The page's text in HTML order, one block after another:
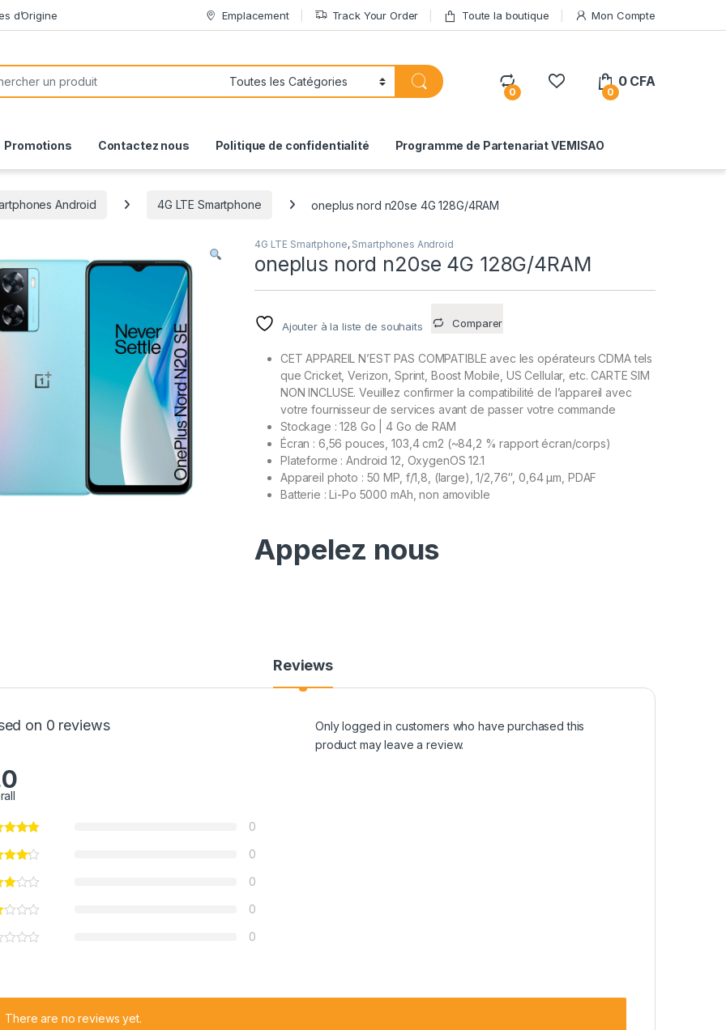
d’Origine Emplacement Track Your Order Toute la boutique Mon Compte
0 0
0 CFA
Promotions Contactez nous Politique de confidentialité Programme de Partenariat VEMISAO
Android 4G LTE Smartphone oneplus nord n20se 4G 128G/4RAM
4G LTE Smartphone, Smartphones Android
oneplus nord n20se 4G 128G/4RAM
Ajouter à la liste de souhaits Comparer
CET APPAREIL N’EST PAS COMPATIBLE avec les opérateurs CDMA tels
que Cricket, Verizon, Sprint, Boost Mobile, US Cellular, etc. CARTE SIM
NON INCLUSE. Veuillez confirmer la compatibilité de l’appareil avec
votre fournisseur de services avant de passer votre commande
Stockage : 128 Go | 4 Go de RAM
Écran : 6,56 pouces, 103,4 cm2 (~84,2 % rapport écran/corps)
Plateforme : Android 12, OxygenOS 12.1
Appareil photo : 50 MP, f/1,8, (large), 1/2,76″, 0,64 µm, PDAF
Batterie : Li-Po 5000 mAh, non amovible
Appelez nous
Reviews
on 0 reviews
0
0
0
0
0
Only logged in customers who have purchased this
product may leave a review.
There are no reviews yet.